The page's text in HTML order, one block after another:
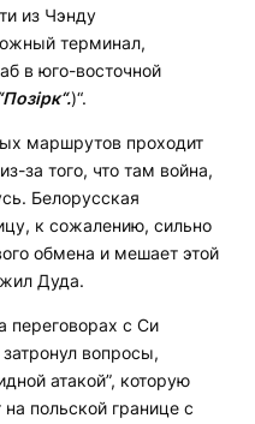
из Чэнду
терминал,
в юго-восточной
)“.
маршрутов проходит
за того, что там война,
Белорусская
к сожалению, сильно
обмена и мешает этой
Дуда.
переговорах с Си
вопросы,
атакой”, которую
польской границе с